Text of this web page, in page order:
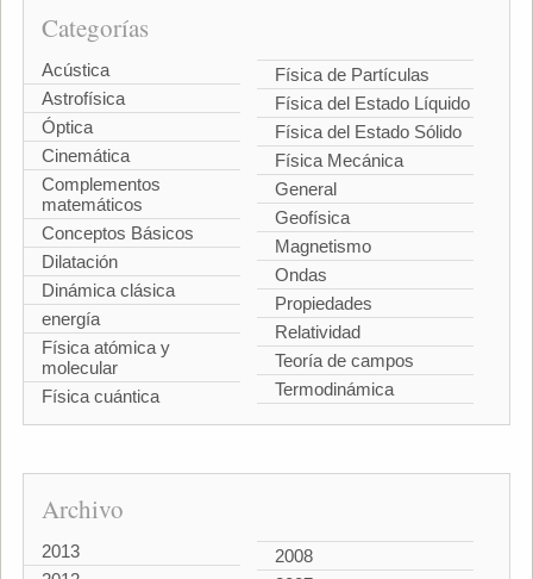
Categorías
Acústica
Astrofísica
Óptica
Cinemática
Complementos
matemáticos
Conceptos Básicos
Dilatación
Dinámica clásica
energía
Física atómica y
molecular
Física cuántica
Física de Partículas
Física del Estado Líquido
Física del Estado Sólido
Física Mecánica
General
Geofísica
Magnetismo
Ondas
Propiedades
Relatividad
Teoría de campos
Termodinámica
Archivo
2013
2008